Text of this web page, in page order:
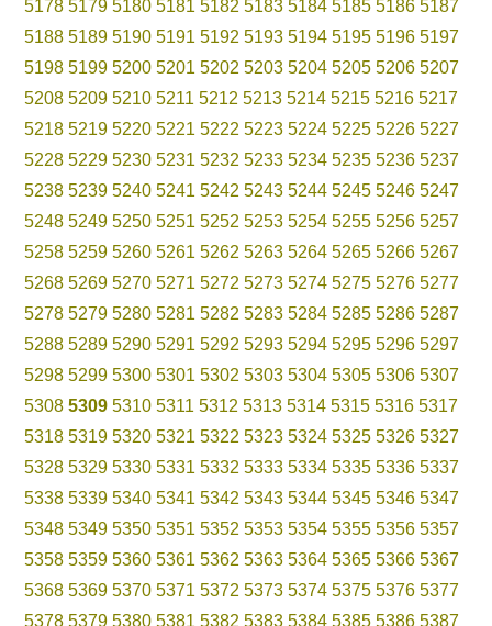
5178 5179 5180 5181 5182 5183 5184 5185 5186 5187
5188 5189 5190 5191 5192 5193 5194 5195 5196 5197
5198 5199 5200 5201 5202 5203 5204 5205 5206 5207
5208 5209 5210 5211 5212 5213 5214 5215 5216 5217
5218 5219 5220 5221 5222 5223 5224 5225 5226 5227
5228 5229 5230 5231 5232 5233 5234 5235 5236 5237
5238 5239 5240 5241 5242 5243 5244 5245 5246 5247
5248 5249 5250 5251 5252 5253 5254 5255 5256 5257
5258 5259 5260 5261 5262 5263 5264 5265 5266 5267
5268 5269 5270 5271 5272 5273 5274 5275 5276 5277
5278 5279 5280 5281 5282 5283 5284 5285 5286 5287
5288 5289 5290 5291 5292 5293 5294 5295 5296 5297
5298 5299 5300 5301 5302 5303 5304 5305 5306 5307
5308 5309 5310 5311 5312 5313 5314 5315 5316 5317
5318 5319 5320 5321 5322 5323 5324 5325 5326 5327
5328 5329 5330 5331 5332 5333 5334 5335 5336 5337
5338 5339 5340 5341 5342 5343 5344 5345 5346 5347
5348 5349 5350 5351 5352 5353 5354 5355 5356 5357
5358 5359 5360 5361 5362 5363 5364 5365 5366 5367
5368 5369 5370 5371 5372 5373 5374 5375 5376 5377
5378 5379 5380 5381 5382 5383 5384 5385 5386 5387